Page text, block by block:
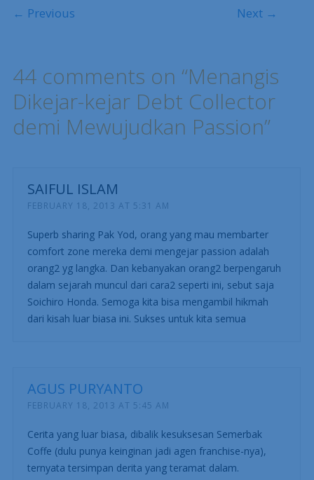
Post navigation
← Previous Next →
44 comments on “Menangis
Dikejar-kejar Debt Collector
demi Mewujudkan Passion”
SAIFUL ISLAM
FEBRUARY 18, 2013 AT 5:31 AM
Superb sharing Pak Yod, orang yang mau membarter
comfort zone mereka demi mengejar passion adalah
orang2 yg langka. Dan kebanyakan orang2 berpengaruh
dalam sejarah muncul dari cara2 seperti ini, sebut saja
Soichiro Honda. Semoga kita bisa mengambil hikmah
dari kisah luar biasa ini. Sukses untuk kita semua
AGUS PURYANTO
FEBRUARY 18, 2013 AT 5:45 AM
Cerita yang luar biasa, dibalik kesuksesan Semerbak
Coffe (dulu punya keinginan jadi agen franchise-nya),
ternyata tersimpan derita yang teramat dalam.